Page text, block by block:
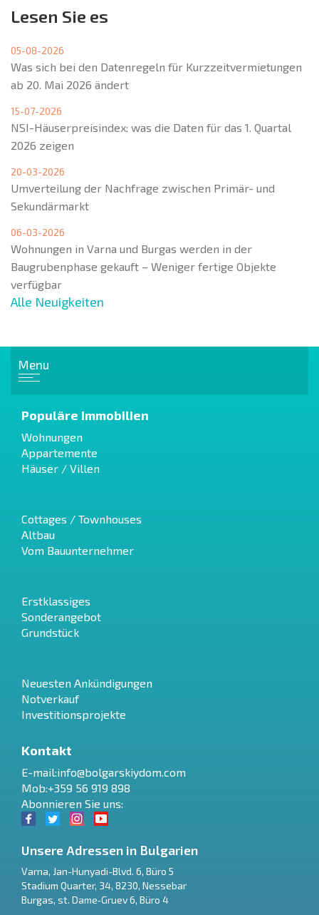
Lesen Sie es
05-08-2026
Was sich bei den Datenregeln für Kurzzeitvermietungen
ab 20. Mai 2026 ändert
15-07-2026
NSI-Häuserpreisindex: was die Daten für das 1. Quartal
2026 zeigen
20-03-2026
Umverteilung der Nachfrage zwischen Primär- und
Sekundärmarkt
06-03-2026
Wohnungen in Varna und Burgas werden in der
Baugrubenphase gekauft – Weniger fertige Objekte
verfügbar
Alle Neuigkeiten
Menu
Populäre Immobilien
Wohnungen
Appartemente
Häuser / Villen
Cottages / Townhouses
Altbau
Vom Bauunternehmer
Erstklassiges
Sonderangebot
Grundstück
Neuesten Ankündigungen
Notverkauf
Investitionsprojekte
Kontakt
E-mail:info@bolgarskiydom.com
Mob:+359 56 919 898
Abonnieren Sie uns:
Unsere Adressen in Bulgarien
Varna, Jan-Hunyadi-Blvd. 6, Büro 5
Stadium Quarter, 34, 8230, Nessebar
Burgas, st. Dame‑Gruev 6, Büro 4